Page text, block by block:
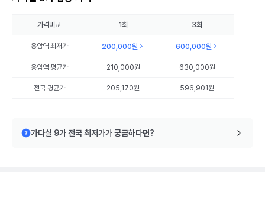
가격비교 1회 3회
응암역최저가 200,000원 600,000원
응암역평균가 210,000원 630,000원
전국 평균가 205,170원 596,901원
가다실 9가 전국 최저가가 궁금하다면?